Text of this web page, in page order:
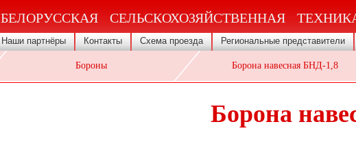
БЕЛОРУССКАЯ СЕЛЬСКОХОЗЯЙСТВЕННАЯ
Наши партнёры Контакты Схема проезда Региональные представители
Бороны Борона навесная БНД-1,8
Борона